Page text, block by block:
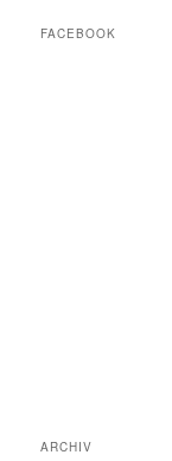
FACEBOOK
ARCHIV